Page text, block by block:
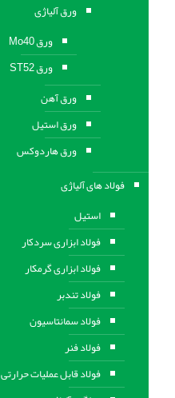
ورق آلیاژی
ورق Mo40
ورق ST52
ورق آهن
ورق استيل
ورق هاردوکس
فولاد های آلیاژی
استیل
فولاد ابزاری سردکار
فولاد ابزاری گرمکار
فولاد تندبر
فولاد سمانتاسیون
فولاد فنر
فولاد قابل عملیات حرارتی